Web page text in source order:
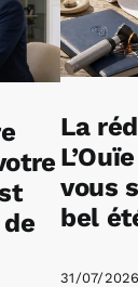
La
vous
bel
31/07/2026